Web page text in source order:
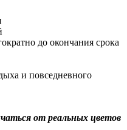
до окончания срока
и повседневного
от реальных цветов